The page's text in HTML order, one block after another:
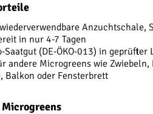
Anzuchtschale,
in nur 4-7 Tagen
Saatgut (DE-ÖKO-013) in
andere Microgreens wie
Balkon oder Fensterbrett